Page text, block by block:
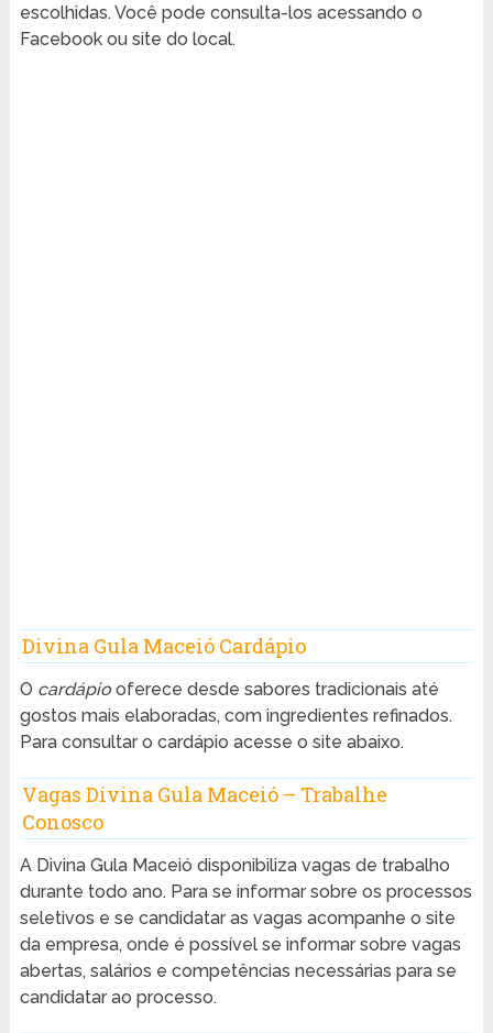
escolhidas. Você pode consulta-los acessando o
Facebook ou site do local.
Divina Gula Maceió Cardápio
O cardápiooferece desde sabores tradicionais até
gostos mais elaboradas, com ingredientes refinados.
Para consultar o cardápio acesse o site abaixo.
Vagas Divina Gula Maceió – Trabalhe
Conosco
A Divina Gula Maceió disponibiliza vagas de trabalho
durante todo ano. Para se informar sobre os processos
seletivos e se candidatar as vagas acompanhe o site
da empresa, onde é possível se informar sobre vagas
abertas, salários e competências necessárias para se
candidatar ao processo.